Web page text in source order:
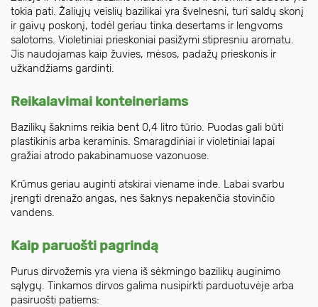
tokia pati. Žaliųjų veislių bazilikai yra švelnesni, turi saldų skonį
ir gaivų poskonį, todėl geriau tinka desertams ir lengvoms
salotoms. Violetiniai prieskoniai pasižymi stipresniu aromatu.
Jis naudojamas kaip žuvies, mėsos, padažų prieskonis ir
užkandžiams gardinti.
Reikalavimai konteineriams
Bazilikų šaknims reikia bent 0,4 litro tūrio. Puodas gali būti
plastikinis arba keraminis. Smaragdiniai ir violetiniai lapai
gražiai atrodo pakabinamuose vazonuose.
Krūmus geriau auginti atskirai viename inde. Labai svarbu
įrengti drenažo angas, nes šaknys nepakenčia stovinčio
vandens.
Kaip paruošti pagrindą
Purus dirvožemis yra viena iš sėkmingo bazilikų auginimo
sąlygų. Tinkamos dirvos galima nusipirkti parduotuvėje arba
pasiruošti patiems: